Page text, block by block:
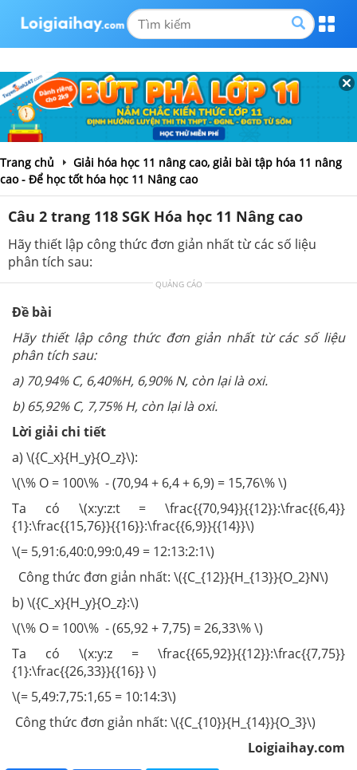
Trang chủ
Giải hóa học 11 nâng cao, giải bài tập hóa 11 nâng
cao - Để học tốt hóa học 11 Nâng cao
Câu 2 trang 118 SGK Hóa học 11 Nâng cao
Hãy thiết lập công thức đơn giản nhất từ các số liệu
phân tích sau:
QUẢNG CÁO
Đề bài
Hãy thiết lập công thức đơn giản nhất từ các số liệu
phân tích sau:
a) 70,94% C, 6,40%H, 6,90% N, còn lại là oxi.
b) 65,92% C, 7,75% H, còn lại là oxi.
Lời giải chi tiết
a) \({C_x}{H_y}{O_z}\):
\(\% O = 100\% - (70,94 + 6,4 + 6,9) = 15,76\% \)
Ta có \(x:y:z:t = \frac{{70,94}}{{12}}:\frac{{6,4}}
{1}:\frac{{15,76}}{{16}}:\frac{{6,9}}{{14}}\)
\(= 5,91:6,40:0,99:0,49 = 12:13:2:1\)
Công thức đơn giản nhất: \({C_{12}}{H_{13}}{O_2}N\)
b) \({C_x}{H_y}{O_z}:\)
\(\% O = 100\% - (65,92 + 7,75) = 26,33\% \)
Ta có \(x:y:z = \frac{{65,92}}{{12}}:\frac{{7,75}}
{1}:\frac{{26,33}}{{16}} \)
\(= 5,49:7,75:1,65 = 10:14:3\)
Công thức đơn giản nhất: \({C_{10}}{H_{14}}{O_3}\)
Loigiaihay.com